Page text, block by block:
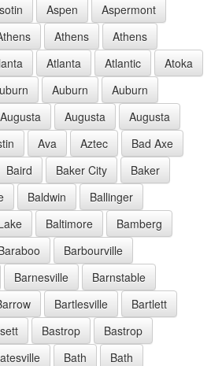
Aspen
Aspermont
Athens
Athens
Atlanta Atlantic
Atoka
Auburn
Auburn
Augusta Augusta
Augusta
Ava Aztec
Bad Axe
Baird Baker City
Baker
Baldwin
Ballinger
Baltimore
Bamberg
Barbourville
Barnesville
Barnstable
Bartlesville
Bartlett
Bastrop
Bastrop
Bath
Bath